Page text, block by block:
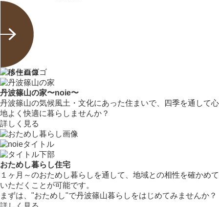
丹波篠山の家〜noie〜
丹波篠山の気候風土・文化にあった住まいで、四季を通して心
地よく快適に暮らしませんか？
詳しく見る
おためし暮らし住宅
１ヶ月～のおためし暮らしを通して、地域との相性を確かめて
いただくことが可能です。
まずは、"おためし"で丹波篠山暮らしをはじめてみませんか？